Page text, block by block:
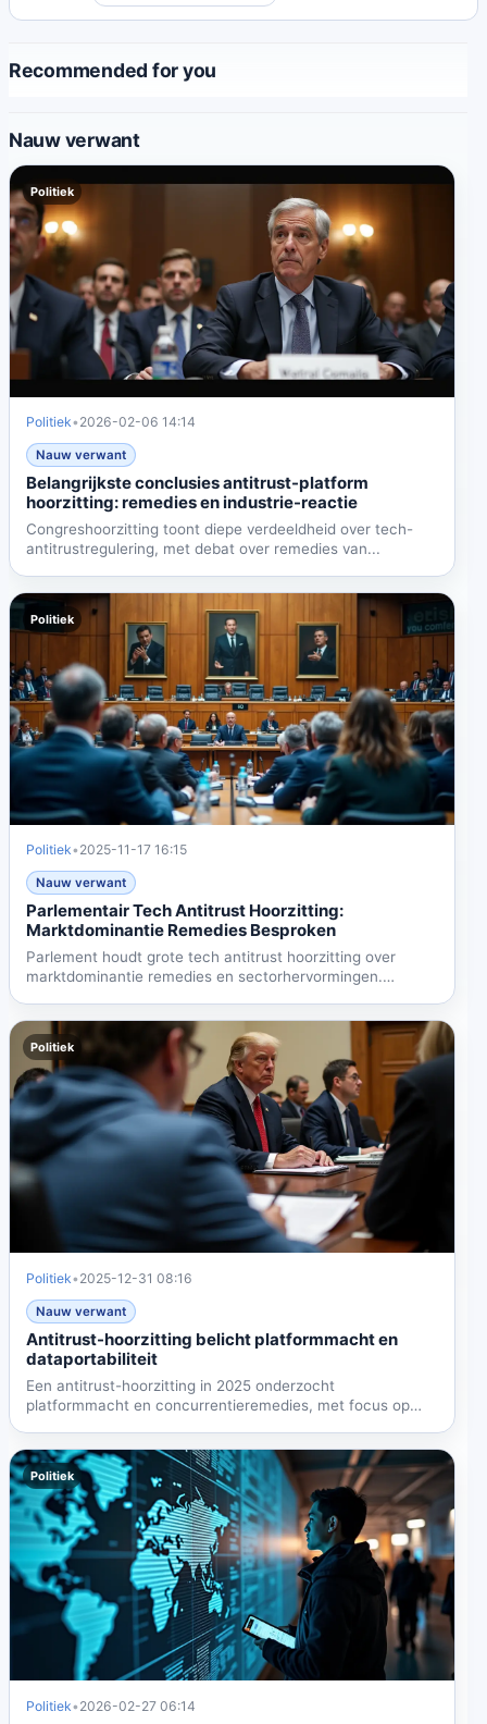
gezondheids- en veiligheidskwesties.
Recommended for you
Nauw verwant
Politiek
Politiek• 2026-02-06 14:14
Nauw verwant
Belangrijkste conclusies antitrust-platform
hoorzitting: remedies en industrie-reactie
Congreshoorzitting toont diepe verdeeldheid over tech-
antitrustregulering, met debat over remedies van...
Politiek
Politiek• 2025-11-17 16:15
Nauw verwant
Parlementair Tech Antitrust Hoorzitting:
Marktdominantie Remedies Besproken
Parlement houdt grote tech antitrust hoorzitting over
marktdominantie remedies en sectorhervormingen.
Politiek
Politiek• 2025-12-31 08:16
Nauw verwant
Antitrust-hoorzitting belicht platformmacht en
dataportabiliteit
Een antitrust-hoorzitting in 2025 onderzocht
platformmacht en concurrentieremedies, met focus op
Politiek
Politiek• 2026-02-27 06:14